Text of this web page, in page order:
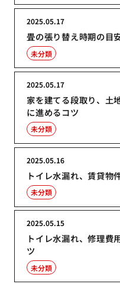
畳の張り替え時期の目
2025.05.17
未分類
家を建てる段取り、土
に進めるコツ
2025.05.17
未分類
トイレ水漏れ、賃貸物
2025.05.16
未分類
トイレ水漏れ、修理費
ツ
2025.05.15
未分類